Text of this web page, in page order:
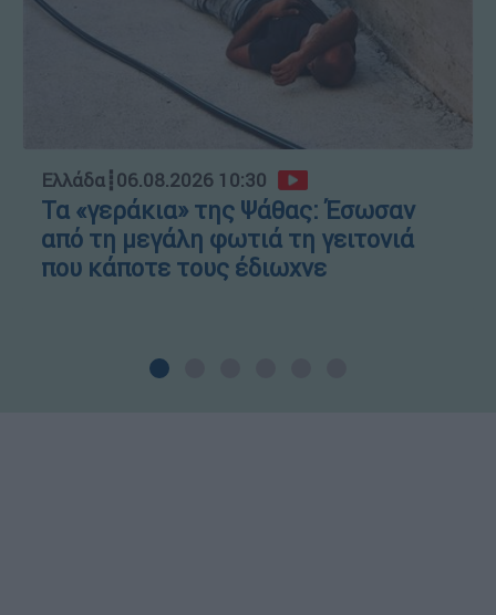
Ελλάδα┋06.08.2026 10:30
Τα «γεράκια» της Ψάθας: Έσωσαν
από τη μεγάλη φωτιά τη γειτονιά
που κάποτε τους έδιωχνε